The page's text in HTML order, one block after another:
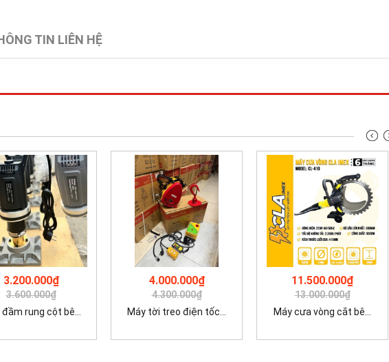
TIN LIÊN HỆ
3.200.000₫
3.600.000₫
đầm rung cột bê...
4.000.000₫
4.300.000₫
Máy tời treo điện tốc...
11.500.000₫
13.000.000₫
Máy cưa vòng cắt bê...